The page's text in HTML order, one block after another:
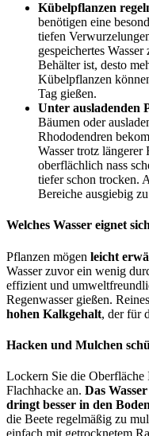
Kübelpflanzen
benötigen eine
tiefen
gespeichertes
Behälter ist, desto
Kübelpflanzen
Tag gießen.
Unter ausladenden
Bäumen oder
Rhododendren
Wasser trotz
oberflächlich nass
tiefer schon trocken.
Bereiche ausgiebig
Welches Wasser eignet
Pflanzen mögen leicht
Wasser zuvor ein wenig
effizient und
Regenwasser gießen.
hohen Kalkgehalt, der für
Hacken und Mulchen
Lockern Sie die Oberfläche
Flachhacke an. Das
dringt besser in den
die Beete regelmäßig zu
einfach mit getrocknetem